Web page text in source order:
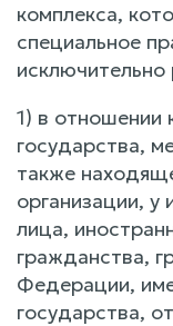
комплекса,
специальное
1) в отношении
государства,
также
организации, у
лица,
гражданства,
Федерации,
государства,